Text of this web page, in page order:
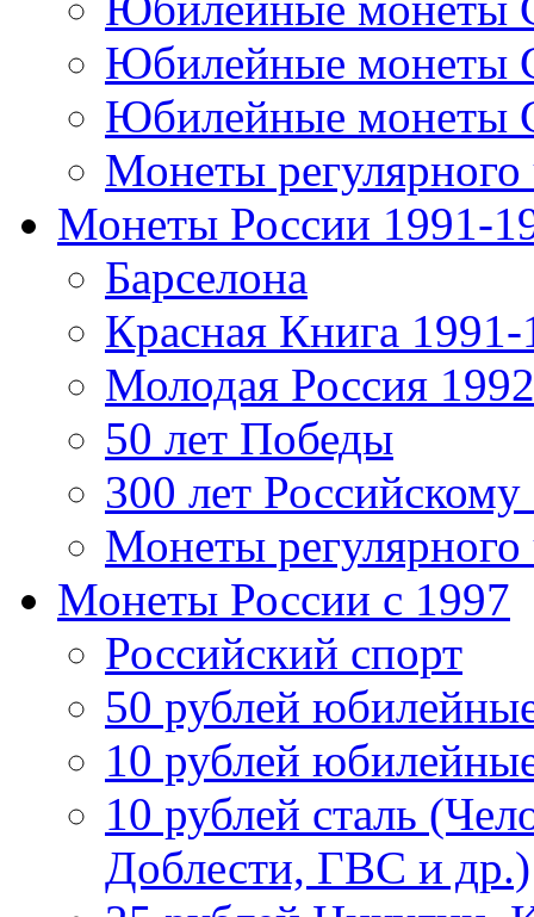
Юбилейные
Юбилейные
Монеты
Монеты России 1991-
Барселона
Красная Книга 1991-
Молодая Россия
50 лет Победы
300 лет
Монеты
Монеты России c 1997
Российский спорт
50 рублей
10 рублей
10 рублей сталь
Доблести, ГВС и др.)